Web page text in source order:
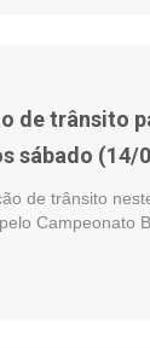
de trânsito
sábado (14/
de trânsito
Campeonato